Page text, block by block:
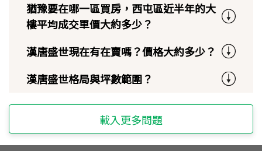
猶豫要在哪一區買房，西屯區近半年的大
樓平均成交單價大約多少？
漢唐盛世現在有在賣嗎？價格大約多少？
漢唐盛世格局與坪數範圍？
載入更多問題